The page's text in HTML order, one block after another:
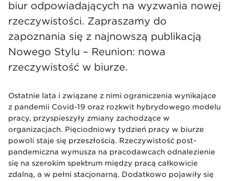
biur odpowiadających na wyzwania nowej
rzeczywistości. Zapraszamy do
zapoznania się z najnowszą publikacją
Nowego Stylu – Reunion: nowa
rzeczywistość w biurze.
Ostatnie lata i związane z nimi ograniczenia wynikające
z pandemii Covid-19 oraz rozkwit hybrydowego modelu
pracy, przyspieszyły zmiany zachodzące w
organizacjach. Pięciodniowy tydzień pracy w biurze
powoli staje się przeszłością. Rzeczywistość post-
pandemiczna wymusza na pracodawcach odnalezienie
się na szerokim spektrum między pracą całkowicie
zdalną, a w pełni stacjonarną. Dodatkowo pojawiły się